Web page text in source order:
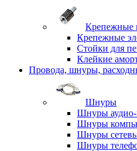
Крепежные
Крепежные
Стойки для
Клейкие
Провода, шнуры,
Шнуры
Шнуры аудио-
Шнуры
Шнуры
Шнуры